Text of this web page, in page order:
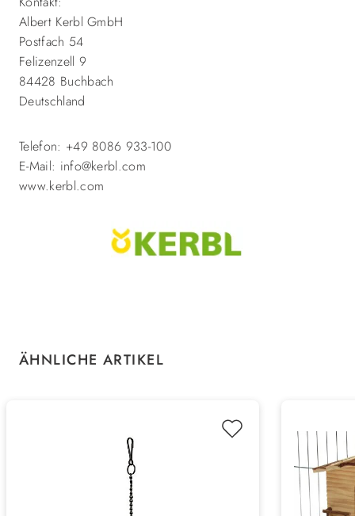
Albert Kerbl GmbH
Postfach 54
Felizenzell 9
84428 Buchbach
Deutschland
Telefon: +49 8086 933-100
E-Mail: info@kerbl.com
www.kerbl.com
Produktgalerie überspringen
ÄHNLICHE ARTIKEL